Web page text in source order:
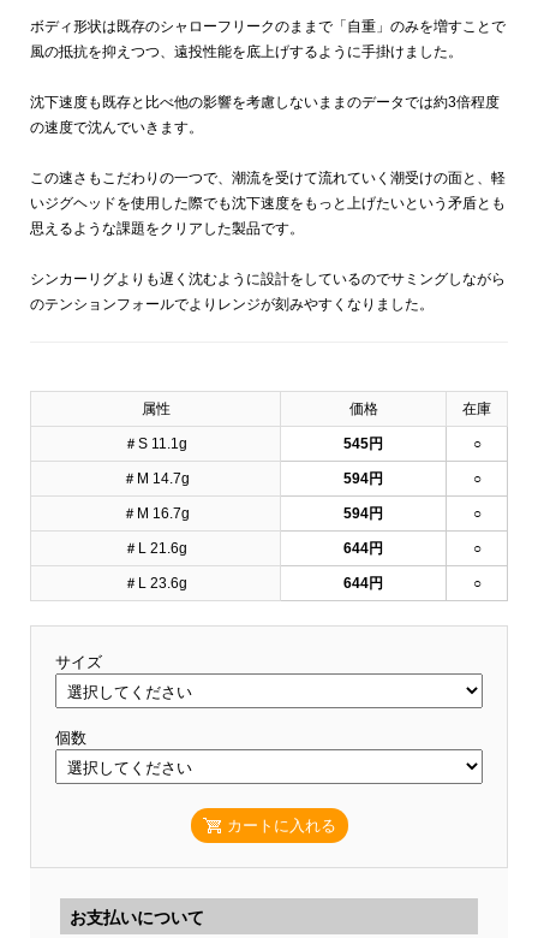
ボディ形状は既存のシャローフリークのままで「自重」のみを増すことで
風の抵抗を抑えつつ、遠投性能を底上げするように手掛けました。
沈下速度も既存と比べ他の影響を考慮しないままのデータでは約3倍程度
の速度で沈んでいきます。
この速さもこだわりの一つで、潮流を受けて流れていく潮受けの面と、軽
いジグヘッドを使用した際でも沈下速度をもっと上げたいという矛盾とも
思えるような課題をクリアした製品です。
シンカーリグよりも遅く沈むように設計をしているのでサミングしながら
のテンションフォールでよりレンジが刻みやすくなりました。
属性 価格 在庫
＃S 11.1g 545円 ○
＃M 14.7g 594円 ○
＃M 16.7g 594円 ○
＃L 21.6g 644円 ○
＃L 23.6g 644円 ○
サイズ
個数
カートに入れる
お支払いについて